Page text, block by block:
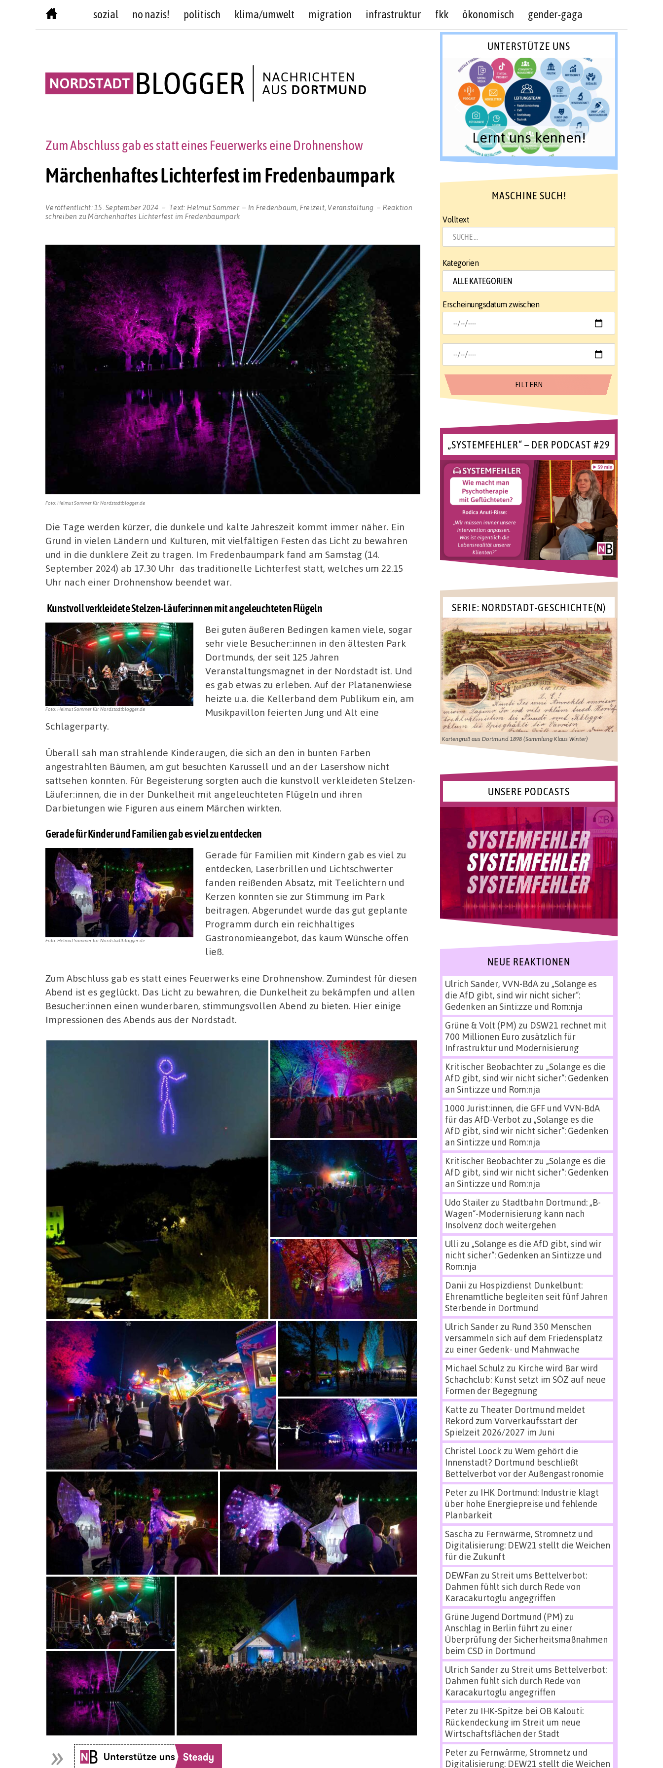
sozial no nazis! politisch klima/umwelt migration infrastruktur fkk ökonomisch gender-gaga
Märchenhaftes Lichterfest im Fredenbaumpark
Zum Abschluss gab es statt eines Feuerwerks eine Drohnenshow
Veröffentlicht: 15. September 2024 Text: Helmut Sommer In Fredenbaum Freizeit, Veranstaltung
Reaktion
schreiben zu Märchenhaftes Lichterfest im Fredenbaumpark
Foto: Helmut Sommer für Nordstadtblogger.de
Die Tage werden kürzer, die dunkele und kalte Jahreszeit kommt immer näher. Ein
Grund in vielen Ländern und Kulturen, mit vielfältigen Festen das Licht zu bewahren
und in die dunklere Zeit zu tragen. Im Fredenbaumpark fand am Samstag (14.
September 2024) ab 17.30 Uhr das traditionelle Lichterfest statt, welches um 22.15
Uhr nach einer Drohnenshow beendet war.
Kunstvoll verkleidete Stelzen-Läufer:innen mit angeleuchteten Flügeln
Foto: Helmut Sommer für Nordstadtblogger.de
Bei guten äußeren Bedingen kamen viele, sogar
sehr viele Besucher:innen in den ältesten Park
Dortmunds, der seit 125 Jahren
Veranstaltungsmagnet in der Nordstadt ist. Und
es gab etwas zu erleben. Auf der Platanenwiese
heizte u.a. die Kellerband dem Publikum ein, am
Musikpavillon feierten Jung und Alt eine
Schlagerparty.
Überall sah man strahlende Kinderaugen, die sich an den in bunten Farben
angestrahlten Bäumen, am gut besuchten Karussell und an der Lasershow nicht
sattsehen konnten. Für Begeisterung sorgten auch die kunstvoll verkleideten Stelzen-
Läufer:innen, die in der Dunkelheit mit angeleuchteten Flügeln und ihren
Darbietungen wie Figuren aus einem Märchen wirkten.
Gerade für Kinder und Familien gab es viel zu entdecken
Foto: Helmut Sommer für Nordstadtblogger.de
Gerade für Familien mit Kindern gab es viel zu
entdecken, Laserbrillen und Lichtschwerter
fanden reißenden Absatz, mit Teelichtern und
Kerzen konnten sie zur Stimmung im Park
beitragen. Abgerundet wurde das gut geplante
Programm durch ein reichhaltiges
Gastronomieangebot, das kaum Wünsche offen
ließ.
Zum Abschluss gab es statt eines Feuerwerks eine Drohnenshow. Zumindest für diesen
Abend ist es geglückt. Das Licht zu bewahren, die Dunkelheit zu bekämpfen und allen
Besucher:innen einen wunderbaren, stimmungsvollen Abend zu bieten. Hier einige
Impressionen des Abends aus der Nordstadt.
UNTERSTÜTZE UNS
Lernt uns kennen!
MASCHINE SUCH!
Volltext
Kategorien
Erscheinungsdatum zwischen
„SYSTEMFEHLER“ – DER PODCAST #29
SERIE: NORDSTADT-GESCHICHTE(N)
Kartengruß aus Dortmund 1898 (Sammlung Klaus Winter)
UNSERE PODCASTS
NEUE REAKTIONEN
Ulrich Sander, VVN-BdAzu „Solange es
die AfD gibt, sind wir nicht sicher“:
Gedenken an Sinti:zze und Rom:nja
Grüne & Volt (PM) zu DSW21 rechnet mit
700 Millionen Euro zusätzlich für
Infrastruktur und Modernisierung
Kritischer Beobachterzu „Solange es die
AfD gibt, sind wir nicht sicher“: Gedenken
an Sinti:zze und Rom:nja
1000 Jurist:innen, die GFF und VVN-BdA
für das AfD-Verbot zu „Solange es die
AfD gibt, sind wir nicht sicher“: Gedenken
an Sinti:zze und Rom:nja
Kritischer Beobachterzu „Solange es die
AfD gibt, sind wir nicht sicher“: Gedenken
an Sinti:zze und Rom:nja
Udo Stailerzu Stadtbahn Dortmund: „B-
Wagen“-Modernisierung kann nach
Insolvenz doch weitergehen
Ulli zu „Solange es die AfD gibt, sind wir
nicht sicher“: Gedenken an Sinti:zze und
Rom:nja
Danii zu Hospizdienst Dunkelbunt:
Ehrenamtliche begleiten seit fünf Jahren
Sterbende in Dortmund
Ulrich Sanderzu Rund 350 Menschen
versammeln sich auf dem Friedensplatz
zu einer Gedenk- und Mahnwache
Michael Schulz zu Kirche wird Bar wird
Schachclub: Kunst setzt im SÖZ auf neue
Formen der Begegnung
Katte zu Theater Dortmund meldet
Rekord zum Vorverkaufsstart der
Spielzeit 2026/2027 im Juni
Christel Loock zu Wem gehört die
Innenstadt? Dortmund beschließt
Bettelverbot vor der Außengastronomie
Peterzu IHK Dortmund: Industrie klagt
über hohe Energiepreise und fehlende
Planbarkeit
Sascha zu Fernwärme, Stromnetz und
Digitalisierung: DEW21 stellt die Weichen
für die Zukunft
DEWFan zu Streit ums Bettelverbot:
Dahmen fühlt sich durch Rede von
Karacakurtoglu angegriffen
Grüne Jugend Dortmund (PM) zu
Anschlag in Berlin führt zu einer
Überprüfung der Sicherheitsmaßnahmen
beim CSD in Dortmund
Ulrich Sanderzu Streit ums Bettelverbot:
Dahmen fühlt sich durch Rede von
Karacakurtoglu angegriffen
Peterzu IHK-Spitze bei OB Kalouti:
Rückendeckung im Streit um neue
Wirtschaftsflächen der Stadt
Peterzu Fernwärme, Stromnetz und
Digitalisierung: DEW21 stellt die Weichen